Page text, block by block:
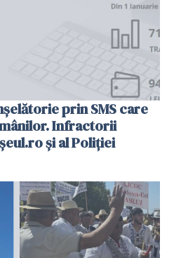
prin SMS care
Infractorii
și al Poliției